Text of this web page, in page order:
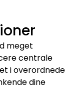
meget
centrale
i overordnede
dine